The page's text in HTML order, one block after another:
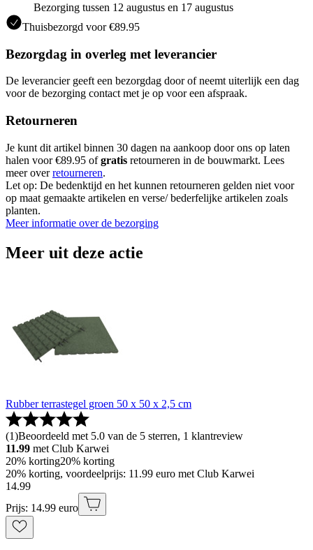
Bezorging tussen 12 augustus en 17 augustus
Thuisbezorgd voor €89.95
Bezorgdag in overleg met leverancier
De leverancier geeft een bezorgdag door of neemt uiterlijk een dag
voor de bezorging contact met je op voor een afspraak.
Retourneren
Je kunt dit artikel binnen 30 dagen na aankoop door ons op laten
halen voor €89.95 ofgratis retourneren in de bouwmarkt. Lees
meer overretourneren.
Let op: De bedenktijd en het kunnen retourneren gelden niet voor
op maat gemaakte artikelen en verse/ bederfelijke artikelen zoals
planten.
Meer informatie over de bezorging
Meer uit deze actie
Rubber terrastegel groen 50 x 50 x 2,5 cm
(1)Beoordeeld met 5.0 van de 5 sterren, 1 klantreview
11.99 met Club Karwei
20% korting20% korting
20% korting, voordeelprijs: 11.99 euro met Club Karwei
14.99
Prijs: 14.99 euro